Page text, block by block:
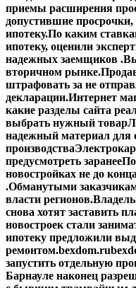
приемы расширения
допустившие
ипотеку.По каким
ипотеку, оценили
надежных заемщиков .
вторичном рынке.
штрафовать за не
декларации.Интернет
какие разделы сайта
выбрать нужный товар
надежный материал для
производства
предусмотреть заранее
новостройках не до
.Обманутыми
власти регионов.
снова хотят заставить
новостроек стали
ипотеку предложили
ремонтом.bexdom.ru
запустить отдельную
Барнауле наконец